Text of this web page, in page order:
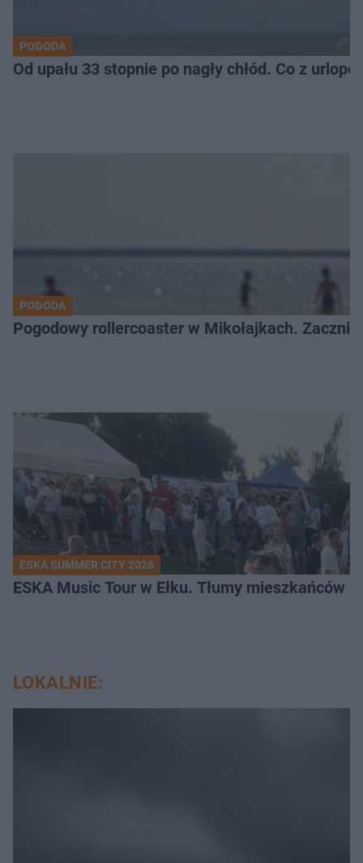
POGODA
Od upału 33 stopnie po nagły chłód. Co z
POGODA
Pogodowy rollercoaster w Mikołajkach.
ESKA SUMMER CITY 2026
ESKA Music Tour w Ełku. Tłumy mieszkańców
LOKALNIE: